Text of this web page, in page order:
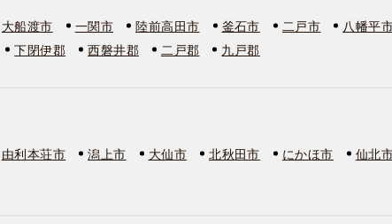
大船渡市 一関市 陸前高田市 釜石市 二戸市 八幡平
下閉伊郡 西磐井郡 二戸郡 九戸郡
由利本荘市 潟上市 大仙市 北秋田市 にかほ市 仙北